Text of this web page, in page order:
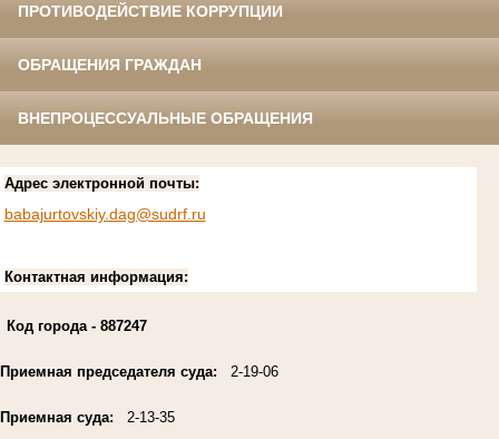
ПРОТИВОДЕЙСТВИЕ КОРРУПЦИИ
ОБРАЩЕНИЯ ГРАЖДАН
ВНЕПРОЦЕССУАЛЬНЫЕ ОБРАЩЕНИЯ
Адрес электронной почты:
babajurtovskiy.dag@sudrf.ru
Контактная информация:
Код города- 887247
Приемная председателя суда: 2-19-06
Приемная суда: 2-13-35